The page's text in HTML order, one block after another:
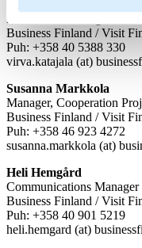
Head of Marketing
Business Finland / Visit
Puh: +358 40 5388 330
virva.katajala (at)
Susanna Markkola
Manager, Cooperation
Business Finland / Visit
Puh: +358 46 923 4272
susanna.markkola (at)
Heli Hemgård
Communications Manager
Business Finland / Visit
Puh: +358 40 901 5219
heli.hemgard (at)